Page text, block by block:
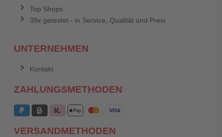
Top Shops
39x getestet - in Service, Qualität und Preis
UNTERNEHMEN
Kontakt
ZAHLUNGSMETHODEN
VERSANDMETHODEN